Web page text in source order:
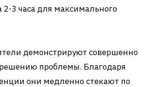
2-3 часа для максимального
демонстрируют совершенно
проблемы. Благодаря
они медленно стекают по